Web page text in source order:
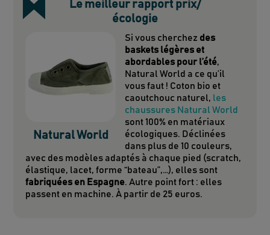
Le meilleur rapport prix/
écologie
Natural World
Si vous cherchez des
baskets légères et
abordables pour l’été,
Natural World a ce qu’il
vous faut ! Coton bio et
caoutchouc naturel, les
chaussures Natural World
sont 100% en matériaux
écologiques. Déclinées
dans plus de 10 couleurs,
avec des modèles adaptés à chaque pied (scratch,
élastique, lacet, forme “bateau”,…), elles sont
fabriquées en Espagne. Autre point fort : elles
passent en machine. À partir de 25 euros.